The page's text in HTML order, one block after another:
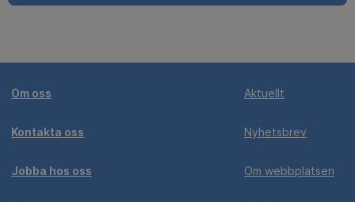
Om oss
Kontakta oss
Jobba hos oss
Aktuellt
Nyhetsbrev
Om webbplatsen